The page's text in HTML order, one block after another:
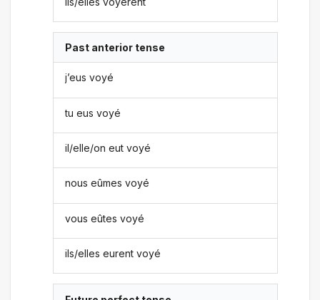
Past anterior tense
j’eus voyé
tu eus voyé
il/elle/on eut voyé
nous eûmes voyé
vous eûtes voyé
ils/elles eurent voyé